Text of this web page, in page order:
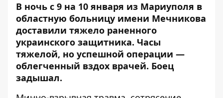
В ночь с 9 на 10 января из Мариуполя в
областную больницу имени Мечникова
доставили тяжело раненного
украинского защитника. Часы
тяжелой, но успешной операции —
облегченный вздох врачей. Боец
задышал.